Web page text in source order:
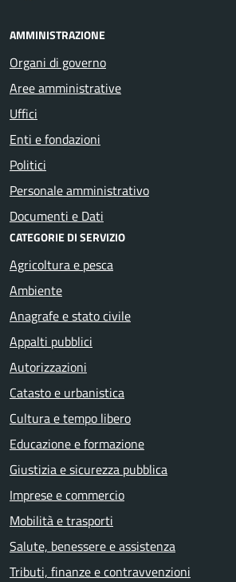
AMMINISTRAZIONE
Organi di governo
Aree amministrative
Uffici
Enti e fondazioni
Politici
Personale amministrativo
Documenti e Dati
CATEGORIE DI SERVIZIO
Agricoltura e pesca
Ambiente
Anagrafe e stato civile
Appalti pubblici
Autorizzazioni
Catasto e urbanistica
Cultura e tempo libero
Educazione e formazione
Giustizia e sicurezza pubblica
Imprese e commercio
Mobilità e trasporti
Salute, benessere e assistenza
Tributi, finanze e contravvenzioni